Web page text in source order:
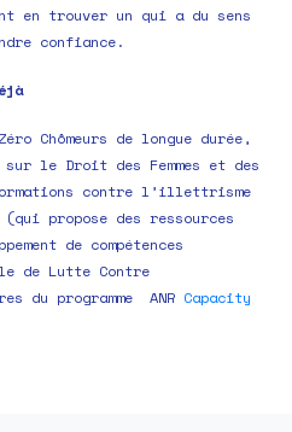
en trouver un qui a du sens
confiance.
Chômeurs de longue durée,
le Droit des Femmes et des
contre l’illettrisme
propose des ressources
de compétences
de Lutte Contre
programme ANR Capacity